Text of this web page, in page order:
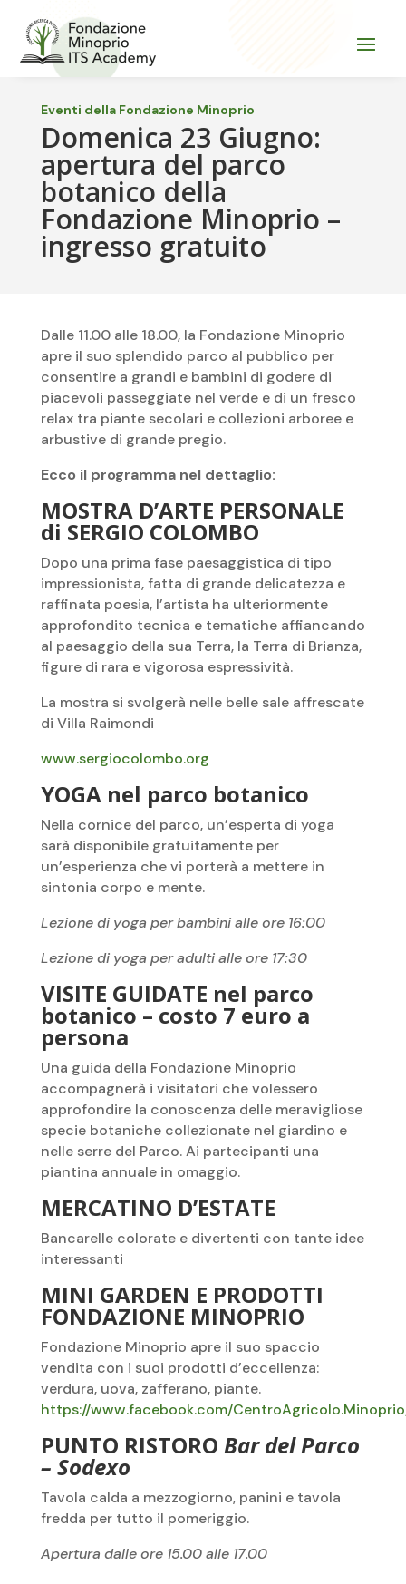
Eventi della Fondazione Minoprio
Domenica 23 Giugno:
apertura del parco
botanico della
Fondazione Minoprio –
ingresso gratuito
Dalle 11.00 alle 18.00, la Fondazione Minoprio
apre il suo splendido parco al pubblico per
consentire a grandi e bambini di godere di
piacevoli passeggiate nel verde e di un fresco
relax tra piante secolari e collezioni arboree e
arbustive di grande pregio.
Ecco il programma nel dettaglio:
MOSTRA D’ARTE PERSONALE
di SERGIO COLOMBO
Dopo una prima fase paesaggistica di tipo
impressionista, fatta di grande delicatezza e
raffinata poesia, l’artista ha ulteriormente
approfondito tecnica e tematiche affiancando
al paesaggio della sua Terra, la Terra di Brianza,
figure di rara e vigorosa espressività.
La mostra si svolgerà nelle belle sale affrescate
di Villa Raimondi
www.sergiocolombo.org
YOGA nel parco botanico
Nella cornice del parco, un’esperta di yoga
sarà disponibile gratuitamente per
un’esperienza che vi porterà a mettere in
sintonia corpo e mente.
Lezione di yoga per bambini alle ore 16:00
Lezione di yoga per adulti alle ore 17:30
VISITE GUIDATE nel parco
botanico – costo 7 euro a
persona
Una guida della Fondazione Minoprio
accompagnerà i visitatori che volessero
approfondire la conoscenza delle meravigliose
specie botaniche collezionate nel giardino e
nelle serre del Parco. Ai partecipanti una
piantina annuale in omaggio.
MERCATINO D’ESTATE
Bancarelle colorate e divertenti con tante idee
interessanti
MINI GARDEN E PRODOTTI
FONDAZIONE MINOPRIO
Fondazione Minoprio apre il suo spaccio
vendita con i suoi prodotti d’eccellenza:
verdura, uova, zafferano, piante.
https://www.facebook.com/
PUNTO RISTORO Bar del Parco
– Sodexo
Tavola calda a mezzogiorno, panini e tavola
fredda per tutto il pomeriggio.
Apertura dalle ore 15.00 alle 17.00